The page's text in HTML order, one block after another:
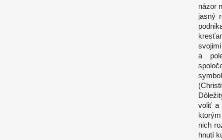
názor
jasný
a
voliť a
nich
hnutí